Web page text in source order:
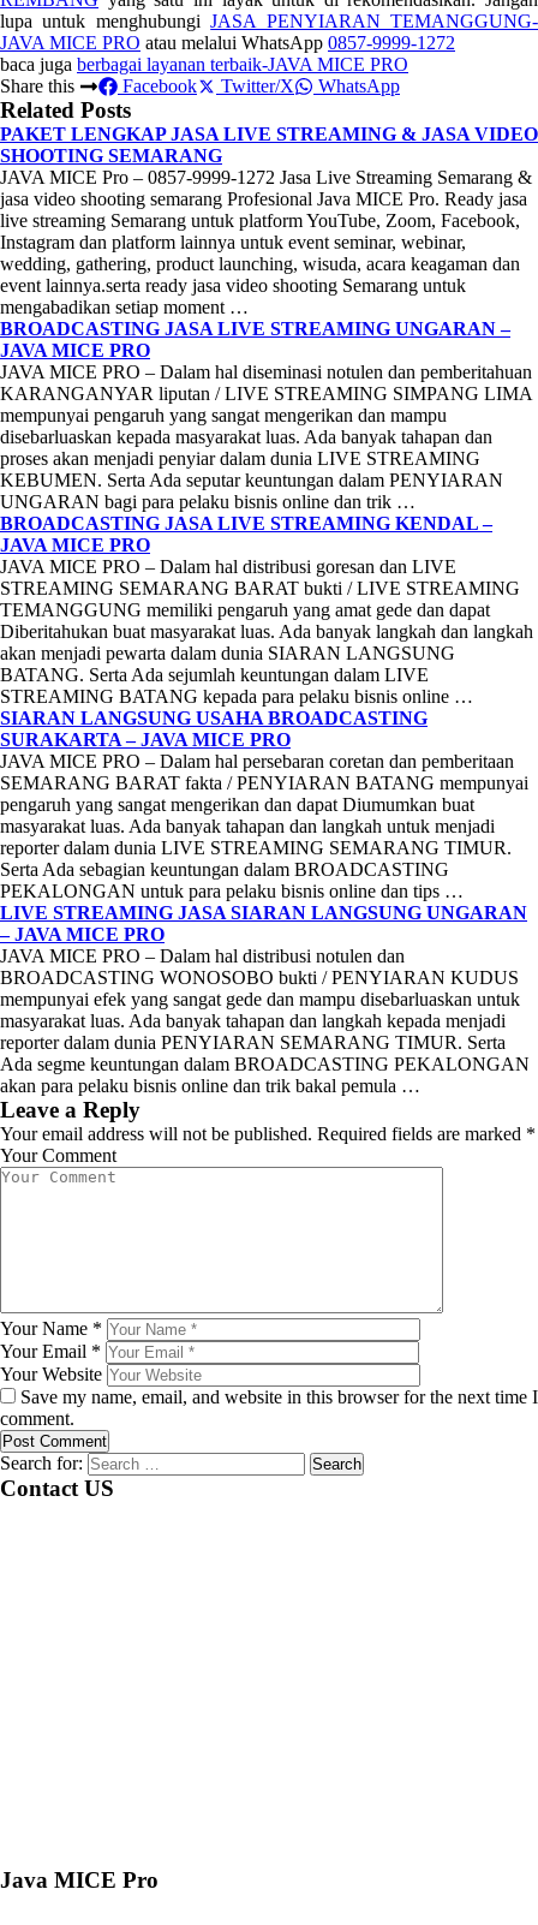
lupa untuk menghubungiJASA PENYIARAN TEMANGGUNG-
JAVA MICE PRO atau melalui WhatsApp 0857-9999-1272
baca juga berbagai layanan terbaik-JAVA MICE PRO
Share this
Facebook Twitter/X WhatsApp
Related Posts
PAKET LENGKAP JASA LIVE STREAMING & JASA VIDEO
SHOOTING SEMARANG
JAVA MICE Pro – 0857-9999-1272 Jasa Live Streaming Semarang &
jasa video shooting semarang Profesional Java MICE Pro. Ready jasa
live streaming Semarang untuk platform YouTube, Zoom, Facebook,
Instagram dan platform lainnya untuk event seminar, webinar,
wedding, gathering, product launching, wisuda, acara keagaman dan
event lainnya.serta ready jasa video shooting Semarang untuk
mengabadikan setiap moment …
BROADCASTING JASA LIVE STREAMING UNGARAN –
JAVA MICE PRO
JAVA MICE PRO – Dalam hal diseminasi notulen dan pemberitahuan
KARANGANYAR liputan / LIVE STREAMING SIMPANG LIMA
mempunyai pengaruh yang sangat mengerikan dan mampu
disebarluaskan kepada masyarakat luas. Ada banyak tahapan dan
proses akan menjadi penyiar dalam dunia LIVE STREAMING
KEBUMEN. Serta Ada seputar keuntungan dalam PENYIARAN
UNGARAN bagi para pelaku bisnis online dan trik …
BROADCASTING JASA LIVE STREAMING KENDAL –
JAVA MICE PRO
JAVA MICE PRO – Dalam hal distribusi goresan dan LIVE
STREAMING SEMARANG BARAT bukti / LIVE STREAMING
TEMANGGUNG memiliki pengaruh yang amat gede dan dapat
Diberitahukan buat masyarakat luas. Ada banyak langkah dan langkah
akan menjadi pewarta dalam dunia SIARAN LANGSUNG
BATANG. Serta Ada sejumlah keuntungan dalam LIVE
STREAMING BATANG kepada para pelaku bisnis online …
SIARAN LANGSUNG USAHA BROADCASTING
SURAKARTA – JAVA MICE PRO
JAVA MICE PRO – Dalam hal persebaran coretan dan pemberitaan
SEMARANG BARAT fakta / PENYIARAN BATANG mempunyai
pengaruh yang sangat mengerikan dan dapat Diumumkan buat
masyarakat luas. Ada banyak tahapan dan langkah untuk menjadi
reporter dalam dunia LIVE STREAMING SEMARANG TIMUR.
Serta Ada sebagian keuntungan dalam BROADCASTING
PEKALONGAN untuk para pelaku bisnis online dan tips …
LIVE STREAMING JASA SIARAN LANGSUNG UNGARAN
– JAVA MICE PRO
JAVA MICE PRO – Dalam hal distribusi notulen dan
BROADCASTING WONOSOBO bukti / PENYIARAN KUDUS
mempunyai efek yang sangat gede dan mampu disebarluaskan untuk
masyarakat luas. Ada banyak tahapan dan langkah kepada menjadi
reporter dalam dunia PENYIARAN SEMARANG TIMUR. Serta
Ada segme keuntungan dalam BROADCASTING PEKALONGAN
akan para pelaku bisnis online dan trik bakal pemula …
Leave a Reply
Your email address will not be published. Required fields are marked *
Your Comment
Your Name *
Your Email *
Your Website
Save my name, email, and website in this browser for the next time I
comment.
Search for:
Contact US
Java MICE Pro